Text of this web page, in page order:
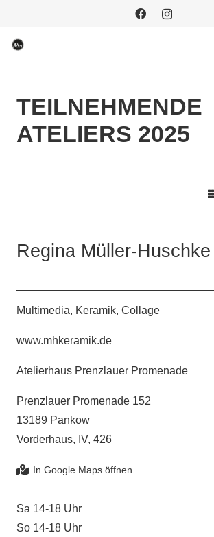
TEILNEHMENDE
ATELIERS 2025
Regina Müller-Huschke
Multimedia, Keramik, Collage
www.mhkeramik.de
Atelierhaus Prenzlauer Promenade
Prenzlauer Promenade 152
13189 Pankow
Vorderhaus, IV, 426
Sa 14-18 Uhr
So 14-18 Uhr